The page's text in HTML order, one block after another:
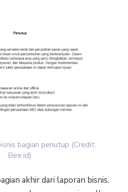
bagian penutup (Credit:
Bee.id)
akhir dari laporan bisnis.